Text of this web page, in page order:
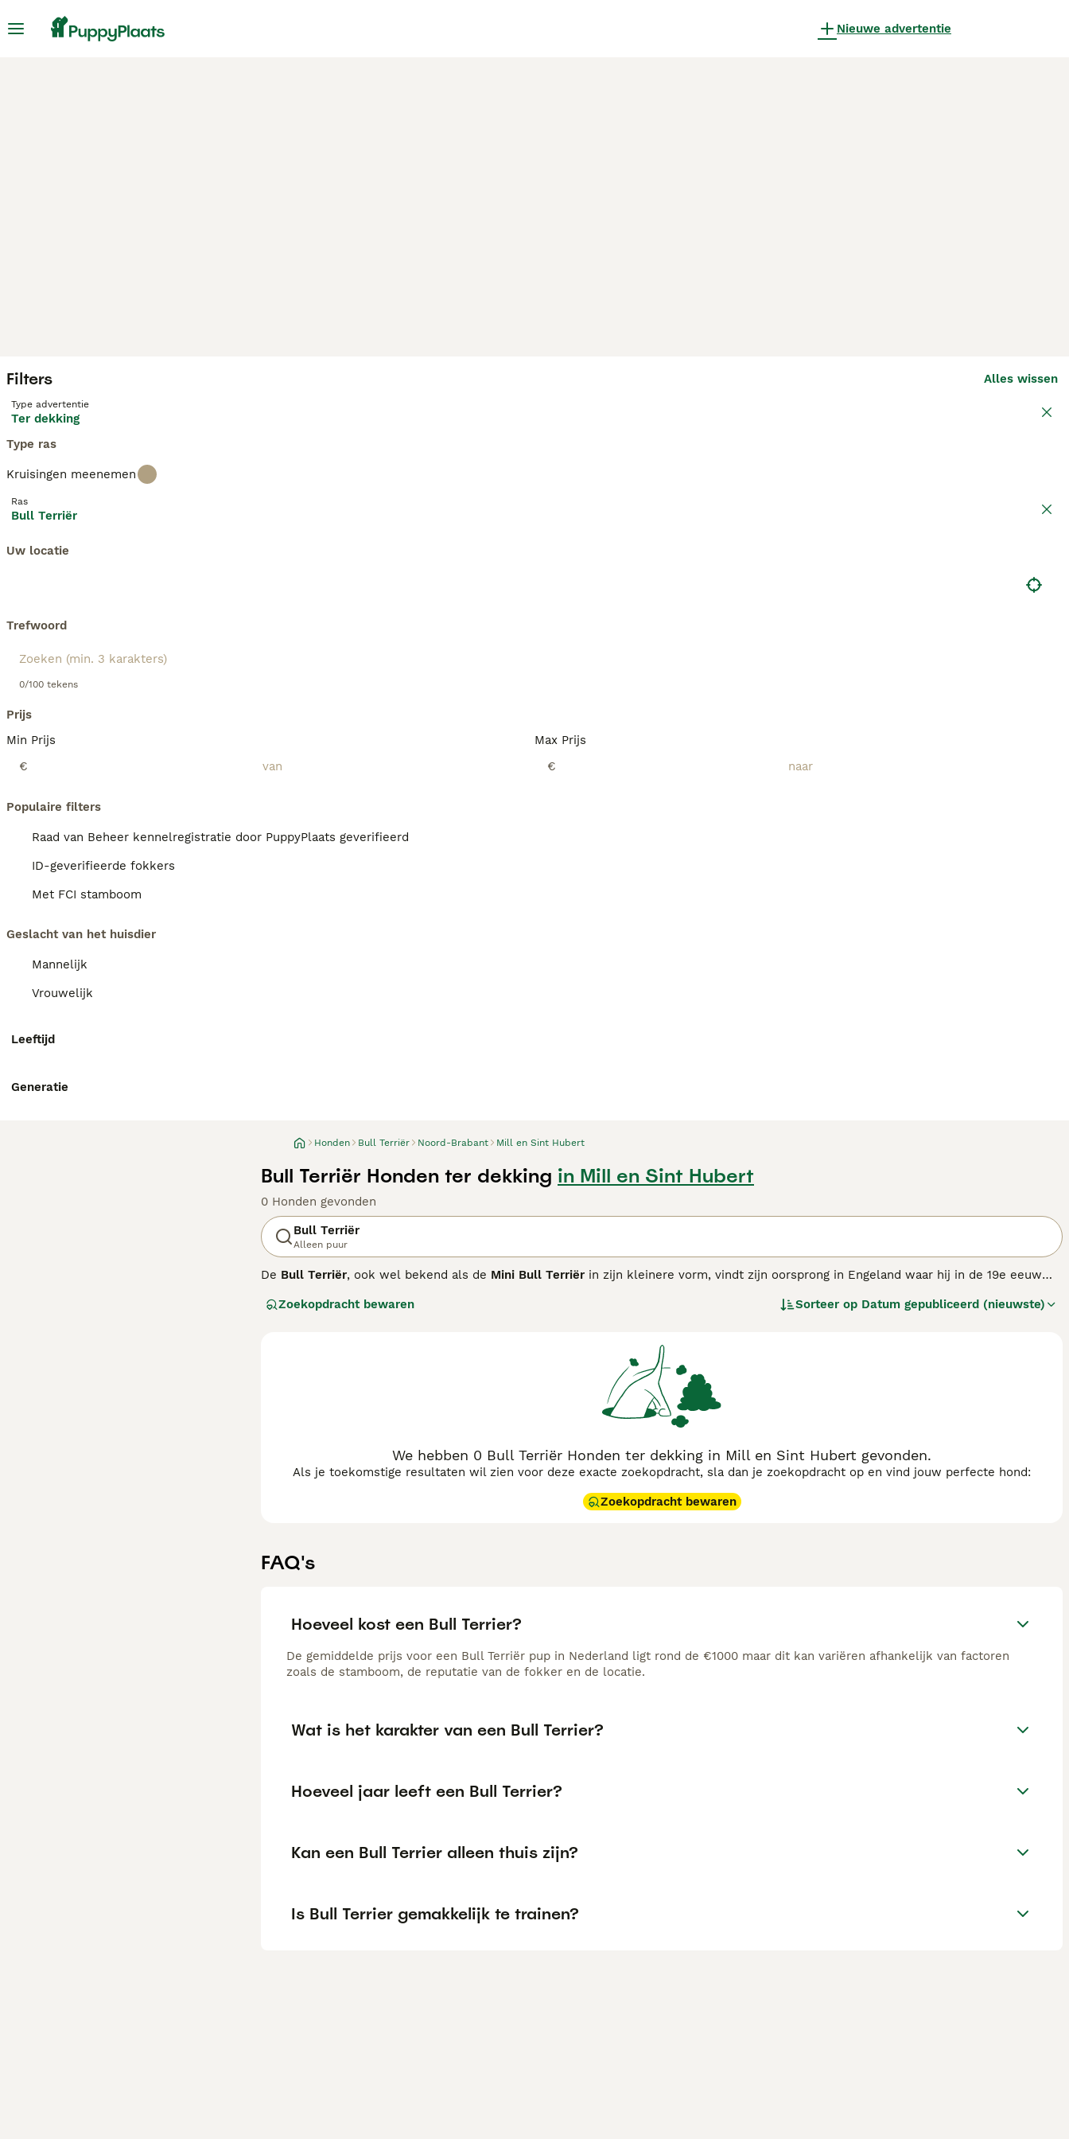
Nieuwe advertentie
Filters Alles wissen
Type advertentie
Ter dekking
Type ras
Kruisingen meenemen
Ras
Bull Terriër
Uw locatie
Trefwoord
0/100 tekens
Prijs
Min Prijs
€
Max Prijs
€
Populaire filters
Raad van Beheer kennelregistratie door PuppyPlaats geverifieerd
ID-geverifieerde fokkers
Met FCI stamboom
Geslacht van het huisdier
Mannelijk
Vrouwelijk
Leeftijd
Generatie
Honden Bull Terriër Noord-Brabant Mill en Sint Hubert
Bull Terriër Honden ter dekking in Mill en Sint Hubert
0 Honden gevonden
Bull Terriër
Alleen puur
De Bull Terriër, ook wel bekend als de Mini Bull Terriër in zijn kleinere vorm, vindt zijn oorsprong in Engeland waar hij in de 19e eeuw
standaard en miniatuur maten. De vacht is kort, glad en kan verschillende kleuren hebben, waaronder wit met kleurige kopmarkeringen
tegenwoordig zijn het vooral waakzame en liefdevolle metgezellen. Door hun sterke wil is een consequente opvoeding essentieel, en ze
Bull Terriër pupszijn populair in Nederland, met veel vraag in steden zoals Utrecht
en Haarlem. Houd rekening met hun actieve aard als u overweegt een
Bull Terriër te koop
past het beste bij ervaren eigenaren die bereid zijn veel tijd te investeren in beweging en training.
Zoekopdracht bewaren Sorteer op Datum gepubliceerd (nieuwste)
We hebben 0 Bull Terriër Honden ter dekking in Mill en Sint Hubert gevonden.
Als je toekomstige resultaten wil zien voor deze exacte zoekopdracht, sla dan je zoekopdracht op en vind jouw perfecte hond:
Zoekopdracht bewaren
FAQ's
Hoeveel kost een Bull Terrier?
De gemiddelde prijs voor een Bull Terriër pup in Nederland ligt rond de €1000 maar dit kan variëren afhankelijk van factoren
zoals de stamboom, de reputatie van de fokker en de locatie.
Wat is het karakter van een Bull Terrier?
Hoeveel jaar leeft een Bull Terrier?
Kan een Bull Terrier alleen thuis zijn?
Is Bull Terrier gemakkelijk te trainen?